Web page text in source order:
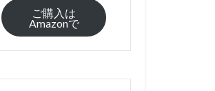
ご購入は
Amazonで